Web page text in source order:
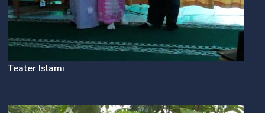
Teater Islami